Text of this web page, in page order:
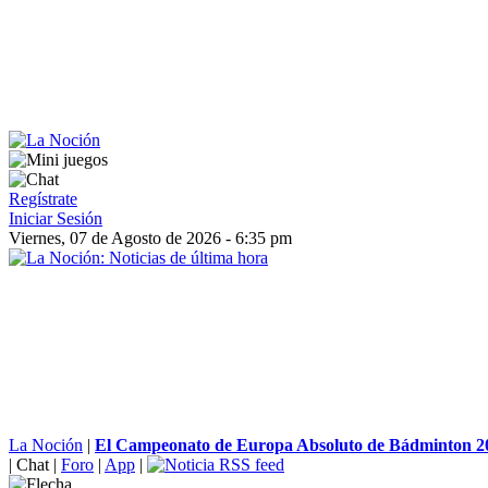
Regístrate
Iniciar Sesión
Viernes, 07 de Agosto de 2026 - 6:35 pm
La Noción | El Campeonato de Europa Absoluto de Bádminton
| Chat | Foro | App |